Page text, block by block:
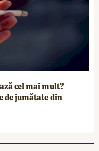
cel mai mult?
de jumătate din